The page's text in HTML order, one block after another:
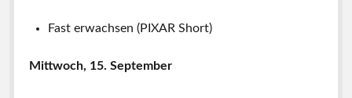
Fast erwachsen (PIXAR Short)
Mittwoch, 15. September